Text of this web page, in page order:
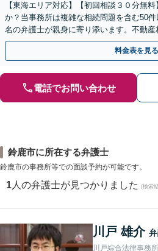
【東海エリア対応】【初回相談３０分無
か？当事務所は複雑な相続問題を含む50
名の弁護士が親身に寄り添います。不動
かりやすく解説。WEB相談可能。LINE予
料金表を見る
電話でお問い合わせ
鈴鹿市に所在する弁護士
鈴鹿市の事務所等での面談予約が可能です。
1 人の弁護士が見つかりました (検索
川戸 雄介
川戸綜合法律事務所